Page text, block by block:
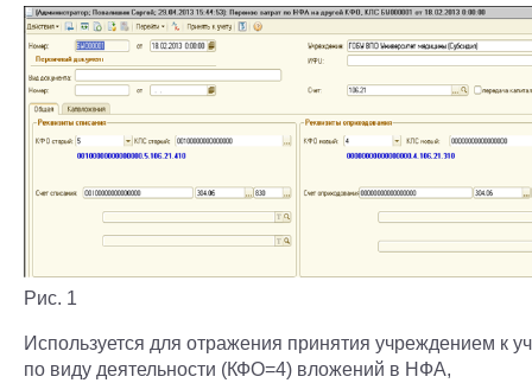
Рис. 1
Используется для отражения принятия учреждением к
по виду деятельности (КФО=4) вложений в НФА,